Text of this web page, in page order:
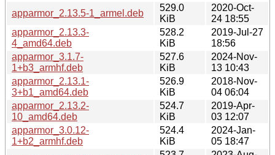
apparmor_2.13.5-1_armel.deb
529.0
KiB
2020-Oct-
24 18:55
apparmor_2.13.3-
4_amd64.deb
528.2
KiB
2019-Jul-27
18:56
apparmor_3.1.7-
1+b3_armhf.deb
527.6
KiB
2024-Nov-
13 10:43
apparmor_2.13.1-
3+b1_amd64.deb
526.9
KiB
2018-Nov-
04 06:04
apparmor_2.13.2-
10_amd64.deb
524.7
KiB
2019-Apr-
03 12:07
apparmor_3.0.12-
1+b2_armhf.deb
524.4
KiB
2024-Jan-
05 18:47